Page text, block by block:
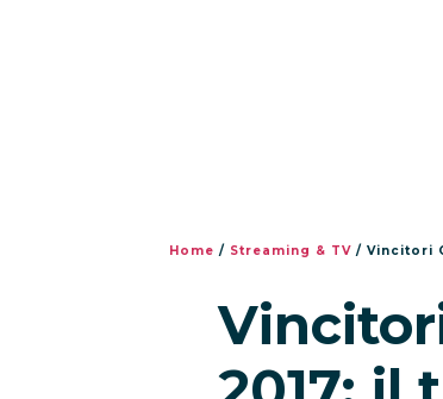
Home / Streaming & TV / Vincitori